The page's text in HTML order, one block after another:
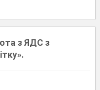
з ЯДС з